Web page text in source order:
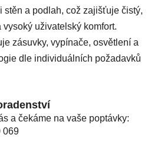
stěn a podlah, což zajišťuje čistý,
uživatelský komfort.
zásuvky, vypínače, osvětlení a
dle individuálních požadavků
a čekáme na vaše poptávky:
069